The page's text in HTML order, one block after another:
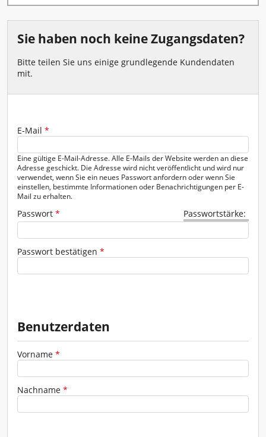
Kanal - Entwässerung
Malen - Mauern - Fliesenlegen
Messtechnik
Verkehrsabsicherung
Sie haben noch keine Zugangsdaten?
Bitte teilen Sie uns einige grundlegende Kundendaten
mit.
E-Mail *
Eine gültige E-Mail-Adresse. Alle E-Mails der Website werden an diese
Adresse geschickt. Die Adresse wird nicht veröffentlicht und wird nur
verwendet, wenn Sie ein neues Passwort anfordern oder wenn Sie
einstellen, bestimmte Informationen oder Benachrichtigungen per E-
Mail zu erhalten.
Passwortstärke:
Passwort *
Passwort bestätigen *
Geben Sie das Passwort für das neue Konto in beide Felder ein.
Benutzerdaten
Vorname *
Nachname *